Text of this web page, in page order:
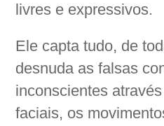
livres e expressivos.
Ele capta tudo, de
desnuda as falsas
inconscientes
faciais, os